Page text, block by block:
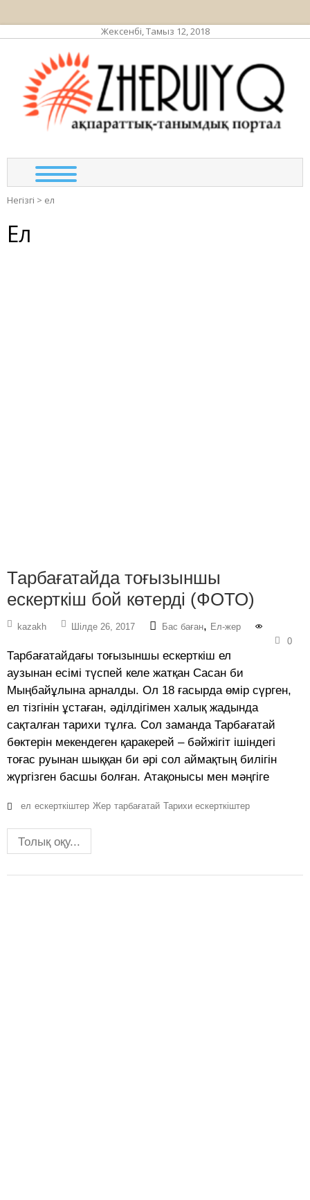
Жексенбі, Тамыз 12, 2018
Негізгі > ел
Ел
Тарбағатайда тоғызыншы
ескерткіш бой көтерді (ФОТО)
kazakh Шілде 26, 2017 Бас баған, Ел-жер
0
Тарбағатайдағы тоғызыншы ескерткіш ел
аузынан есімі түспей келе жатқан Сасан би
Мыңбайұлына арналды. Ол 18 ғасырда өмір сүрген,
ел тізгінін ұстаған, әділдігімен халық жадында
сақталған тарихи тұлға. Сол заманда Тарбағатай
бөктерін мекендеген қаракерей – бәйжігіт ішіндегі
тоғас руынан шыққан би әрі сол аймақтың билігін
жүргізген басшы болған. Атақонысы мен мәңгіге
ел ескерткіштер Жер тарбағатай Тарихи ескерткіштер
Толық оқу...